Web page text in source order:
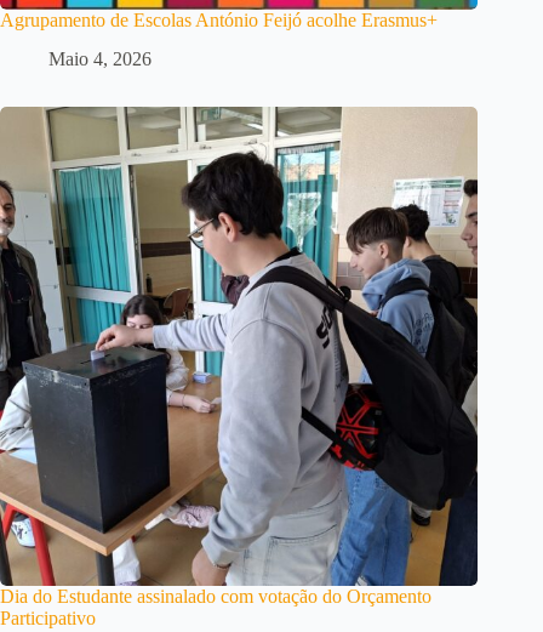
Agrupamento de Escolas António Feijó acolhe Erasmus+
Maio 4, 2026
Dia do Estudante assinalado com votação do Orçamento
Participativo